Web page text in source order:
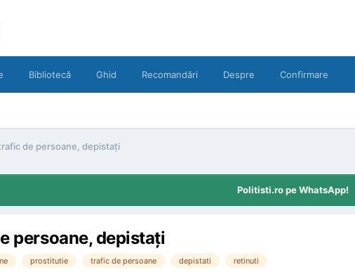
Bibliotecă Ghid Recomandări Despre Confirmare
de persoane, depistaţi
Politisti.ro pe WhatsApp!
persoane, depistaţi
prostitutie trafic de persoane depistati retinuti